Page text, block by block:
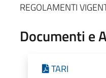
REGOLAMENTI
Documenti e
TARI